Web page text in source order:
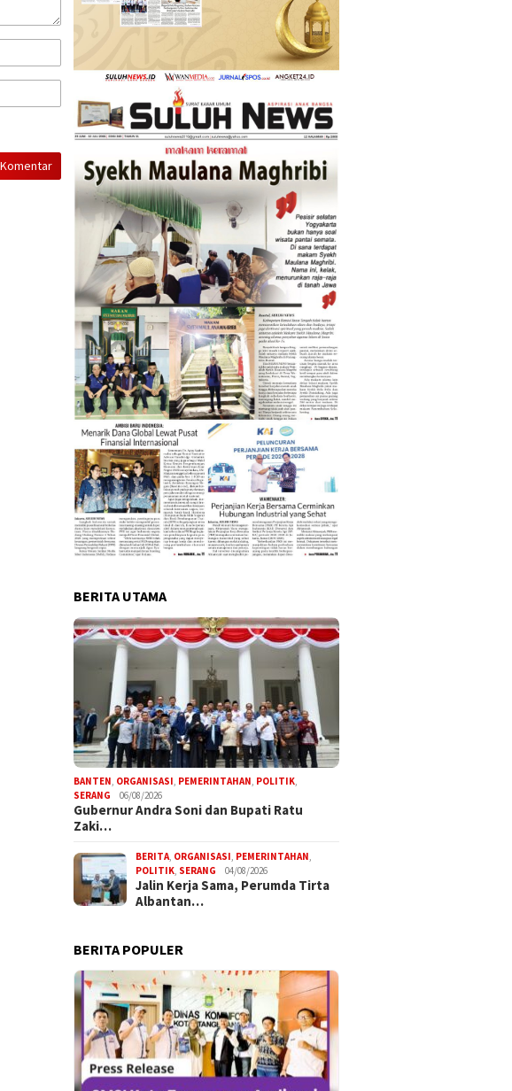
BERITA UTAMA
BANTEN ORGANISASI PEMERINTAHAN POLITIK
SERANG
06/08/2026
Gubernur Andra Soni dan Bupati Ratu
Zaki…
BERITA ORGANISASI PEMERINTAHAN
POLITIK SERANG 04/08/2026
Jalin Kerja Sama, Perumda Tirta
Albantan…
BERITA POPULER